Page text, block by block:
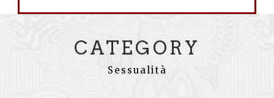
CATEGORY
Sessualità